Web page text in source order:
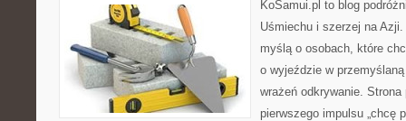
KoSamui.pl to blog
Uśmiechu i szerzej na
myślą o osobach, które
o wyjeździe w
wrażeń odkrywanie.
pierwszego impulsu „chcę